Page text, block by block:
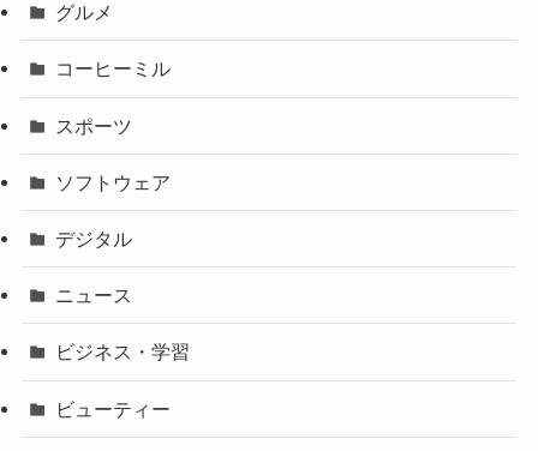
グルメ
コーヒーミル
スポーツ
ソフトウェア
デジタル
ニュース
ビジネス・学習
ビューティー